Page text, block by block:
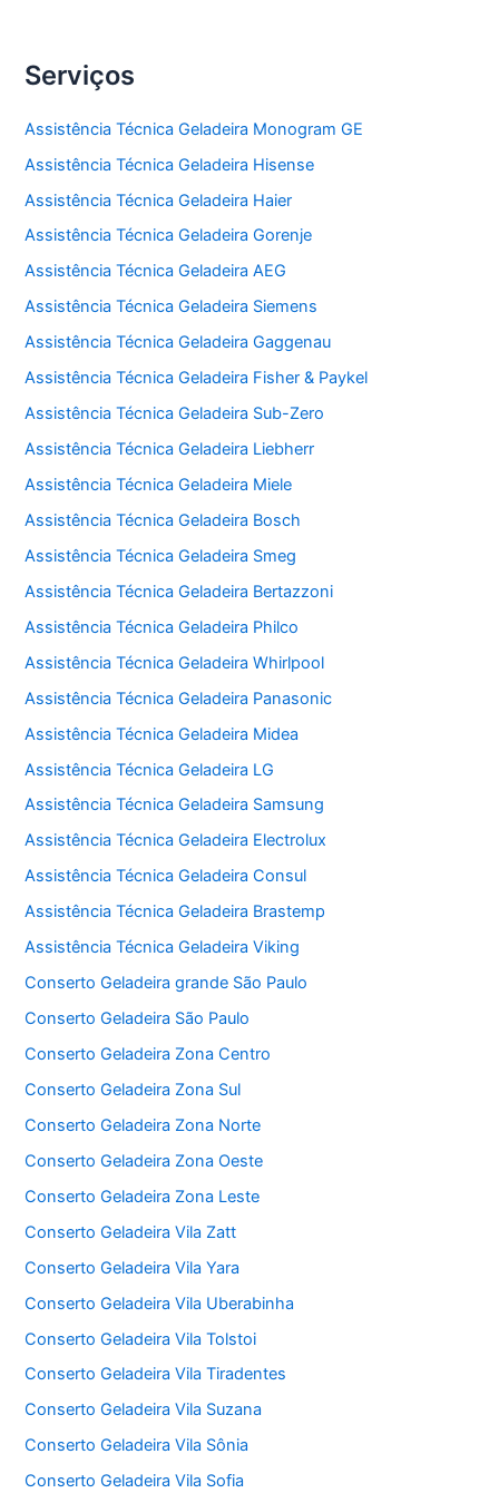
Serviços
Assistência Técnica Geladeira Monogram GE
Assistência Técnica Geladeira Hisense
Assistência Técnica Geladeira Haier
Assistência Técnica Geladeira Gorenje
Assistência Técnica Geladeira AEG
Assistência Técnica Geladeira Siemens
Assistência Técnica Geladeira Gaggenau
Assistência Técnica Geladeira Fisher & Paykel
Assistência Técnica Geladeira Sub-Zero
Assistência Técnica Geladeira Liebherr
Assistência Técnica Geladeira Miele
Assistência Técnica Geladeira Bosch
Assistência Técnica Geladeira Smeg
Assistência Técnica Geladeira Bertazzoni
Assistência Técnica Geladeira Philco
Assistência Técnica Geladeira Whirlpool
Assistência Técnica Geladeira Panasonic
Assistência Técnica Geladeira Midea
Assistência Técnica Geladeira LG
Assistência Técnica Geladeira Samsung
Assistência Técnica Geladeira Electrolux
Assistência Técnica Geladeira Consul
Assistência Técnica Geladeira Brastemp
Assistência Técnica Geladeira Viking
Conserto Geladeira grande São Paulo
Conserto Geladeira São Paulo
Conserto Geladeira Zona Centro
Conserto Geladeira Zona Sul
Conserto Geladeira Zona Norte
Conserto Geladeira Zona Oeste
Conserto Geladeira Zona Leste
Conserto Geladeira Vila Zatt
Conserto Geladeira Vila Yara
Conserto Geladeira Vila Uberabinha
Conserto Geladeira Vila Tolstoi
Conserto Geladeira Vila Tiradentes
Conserto Geladeira Vila Suzana
Conserto Geladeira Vila Sônia
Conserto Geladeira Vila Sofia